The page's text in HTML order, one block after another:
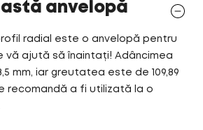
anvelopă
radial este o anvelopă pentru
vă ajută să înaintați! Adâncimea
mm, iar greutatea este de 109,89
recomandă a fi utilizată la o